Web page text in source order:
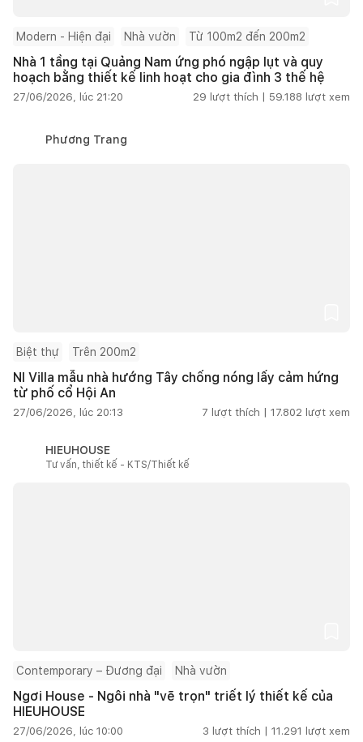
Modern - Hiện đại Nhà vườn Từ 100m2 đến 200m2
Nhà 1 tầng tại Quảng Nam ứng phó ngập lụt và quy
hoạch bằng thiết kế linh hoạt cho gia đình 3 thế hệ
27/06/2026, lúc 21:20 29 lượt thích | 59.188 lượt xem
Phương Trang
Biệt thự Trên 200m2
NI Villa mẫu nhà hướng Tây chống nóng lấy cảm hứng
từ phố cổ Hội An
27/06/2026, lúc 20:13 7 lượt thích | 17.802 lượt xem
HIEUHOUSE
Tư vấn, thiết kế - KTS/Thiết kế
Contemporary – Đương đại Nhà vườn
Ngơi House - Ngôi nhà "vẽ trọn" triết lý thiết kế của
HIEUHOUSE
27/06/2026, lúc 10:00 3 lượt thích | 11.291 lượt xem